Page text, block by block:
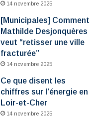
14 novembre 2025
[Municipales] Comment
Mathilde Desjonquères
veut “retisser une ville
fracturée”
14 novembre 2025
Ce que disent les
chiffres sur l’énergie en
Loir-et-Cher
14 novembre 2025